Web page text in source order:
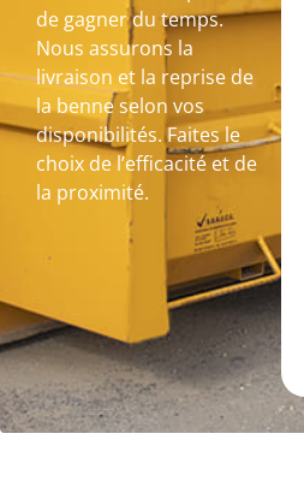
de gagner du temps.
Nous assurons la
livraison et la reprise de
la benne selon vos
disponibilités. Faites le
choix de l’efficacité et de
la proximité.